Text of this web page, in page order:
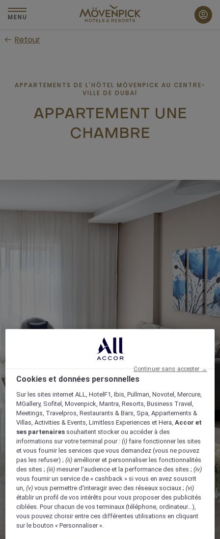
Passer
au
principal
MENU
Retour
APPARTEMENTS DE L'HÔTEL MÖVENPICK AU CENTRE-
VILLE DE DUBAÏ
APPARTEMENT UNE
CHAMBRE
Cookies et données personnelles
Sur les sites internet ALL, HotelF1, Ibis, Pullman, Novotel, Mercure,
MGallery, Sofitel, Movenpick, Mantra, Resorts, Business Travel,
Meetings, Travelpros, Restaurants & Bars, Spa, Appartements &
Villas, Activities & Events, Limitless Experiences et Hera,Accor et
ses partenaires souhaitent stocker ou accéder à des
informations sur votre terminal pour :(i) faire fonctionner les sites
et vous fournir les services que vous demandez (vous ne pouvez
pas les refuser) ;(ii) améliorer et personnaliser les fonctionnalités
des sites ;(iii) mesurer l'audience et la performance des sites ;(iv)
vous fournir un service de « cashback » si vous en avez souscrit
un,(v) vous permettre d'interagir avec des réseaux sociaux ;(vi)
établir un profil de vos intérêts pour vous proposer des publicités
ciblées. Pour chacun de vos terminaux (téléphone, ordinateur…),
vous pouvez choisir entre ces différentes utilisations en cliquant
sur le bouton « Personnaliser ».
Continuer sans accepter →